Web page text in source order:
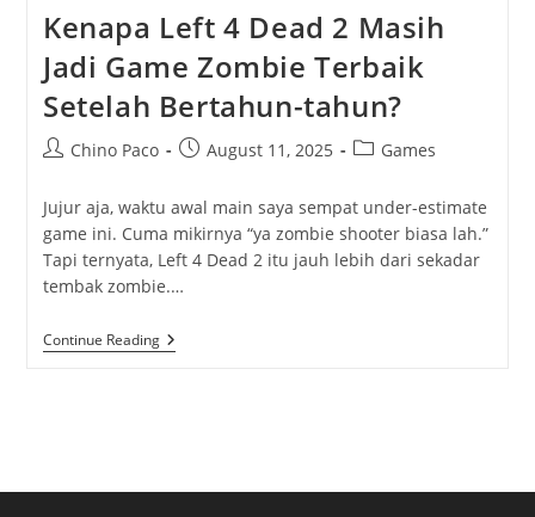
Kenapa Left 4 Dead 2 Masih
Jadi Game Zombie Terbaik
Setelah Bertahun-tahun?
PostChino Paco
PostAugust 11, 2025
PostGames
Jujur aja, waktu awal main saya sempat under-estimate
game ini. Cuma mikirnya “ya zombie shooter biasa lah.”
Tapi ternyata, Left 4 Dead 2 itu jauh lebih dari sekadar
tembak zombie.…
Continue ReadingKenapa
Left
Zombie